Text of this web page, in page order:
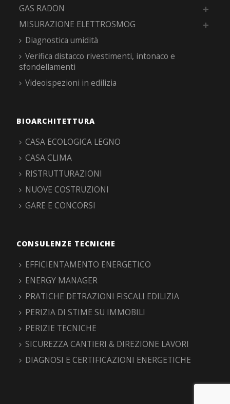
GAS RADON
MISURAZIONE ELETTROSMOG
Diagnostica umidità
Verifica distacco rivestimenti, intonaco e
sfondellamenti
Videoispezioni in edilizia
BIOARCHITETTURA
CASA ECOLOGICA LEGNO
CASA CLIMA
RISTRUTTURAZIONI
NUOVE COSTRUZIONI
GARE E CONCORSI
CONSULENZE TECNICHE
EFFICIENTAMENTO ENERGETICO
ENERGY MANAGER
PRATICHE DETRAZIONI FISCALI EDILIZIA
PERIZIA DI STIME SU IMMOBILI
PERIZIE TECNICHE
SICUREZZA CANTIERI & DIREZIONE LAVORI
DIAGNOSI E CERTIFICAZIONI ENERGETICHE